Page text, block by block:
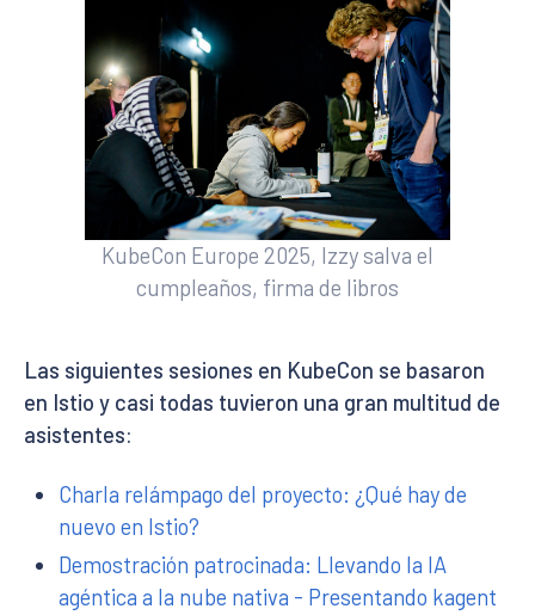
KubeCon Europe 2025, Izzy salva el
cumpleaños, firma de libros
Las siguientes sesiones en KubeCon se basaron
en Istio y casi todas tuvieron una gran multitud de
asistentes:
Charla relámpago del proyecto: ¿Qué hay de
nuevo en Istio?
Demostración patrocinada: Llevando la IA
agéntica a la nube nativa - Presentando kagent